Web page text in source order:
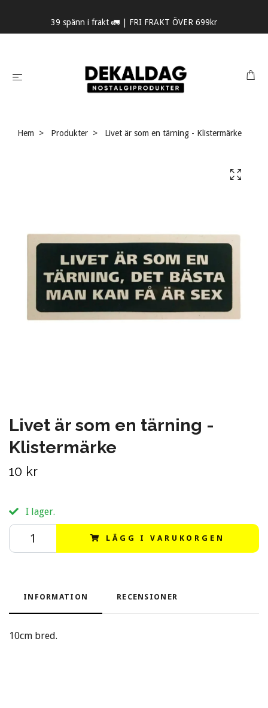
39 spänn i frakt 🚛 | FRI FRAKT ÖVER 699kr
Hem Produkter Livet är som en tärning - Klistermärke
Livet är som en tärning -
Klistermärke
10 kr
I lager.
LÄGG I VARUKORGEN
INFORMATION RECENSIONER
10cm bred.